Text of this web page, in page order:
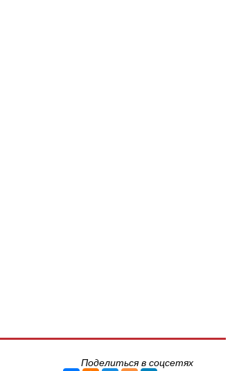
Поделиться в соцсетях